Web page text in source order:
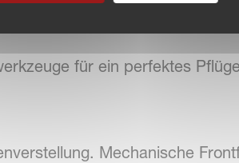
Aero-Profil für beste
für ein perfektes
Mechanische